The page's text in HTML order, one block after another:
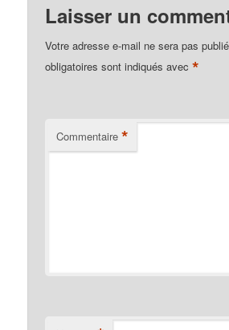
Laisser un
Votre adresse e-mail ne sera pas
obligatoires sont indiqués avec*
Commentaire *